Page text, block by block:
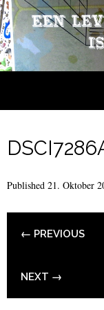
Published 21. Oktober
← PREVIOUS
NEXT →